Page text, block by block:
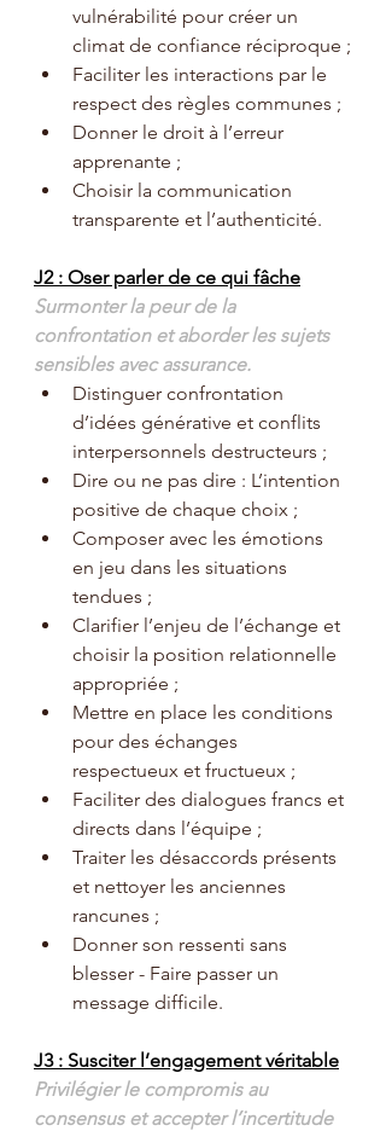
vulnérabilité pour créer un
climat de confiance réciproque ;
Faciliter les interactions par le
respect des règles communes ;
Donner le droit à l’erreur
apprenante ;
Choisir la communication
transparente et l’authenticité.
J2 : Oser parler de ce qui fâche
Surmonter la peur de la
confrontation et aborder les sujets
sensibles avec assurance.
Distinguer confrontation
d’idées générative et conflits
interpersonnels destructeurs ;
Dire ou ne pas dire : L’intention
positive de chaque choix ;
Composer avec les émotions
en jeu dans les situations
tendues ;
Clarifier l’enjeu de l’échange et
choisir la position relationnelle
appropriée ;
Mettre en place les conditions
pour des échanges
respectueux et fructueux ;
Faciliter des dialogues francs et
directs dans l’équipe ;
Traiter les désaccords présents
et nettoyer les anciennes
rancunes ;
Donner son ressenti sans
blesser - Faire passer un
message difficile.
J3 : Susciter l’engagement véritable
Privilégier le compromis au
consensus et accepter l’incertitude